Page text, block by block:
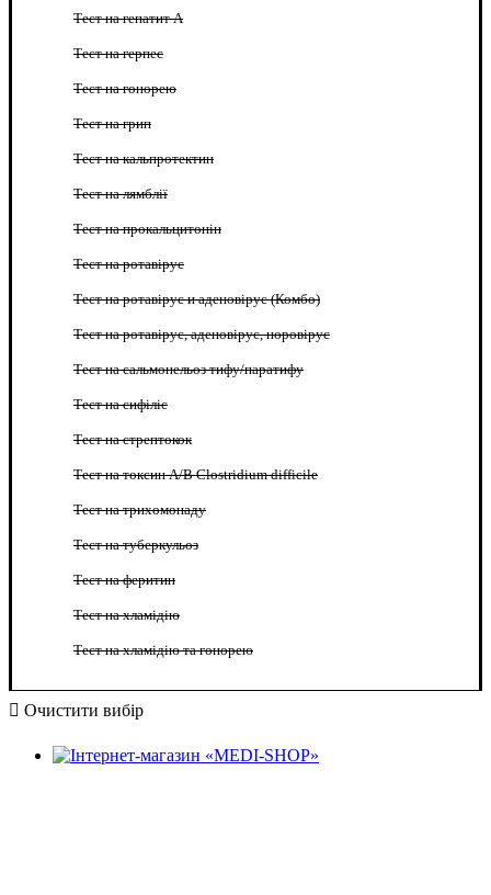
Тест на гепатит А
Тест на герпес
Тест на гонорею
Тест на грип
Тест на кальпротектин
Тест на лямблії
Тест на прокальцитонін
Тест на ротавірус
Тест на ротавірус и аденовірус (Комбо)
Тест на ротавірус, аденовірус, норовірус
Тест на сальмонельоз тифу/паратифу
Тест на сифіліс
Тест на стрептокок
Тест на токсин A/B Clostridium difficile
Тест на трихомонаду
Тест на туберкульоз
Тест на феритин
Тест на хламідію
Тест на хламідію та гонорею
Очистити вибір